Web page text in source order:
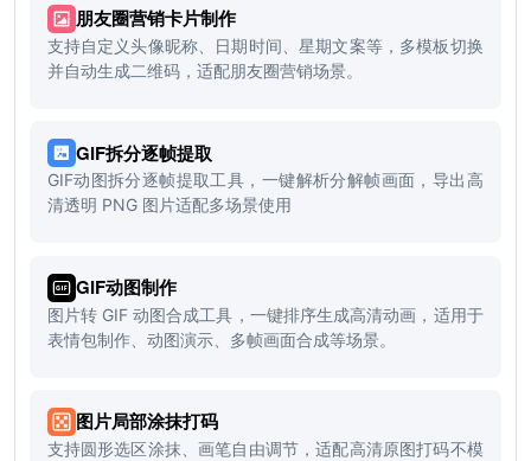
朋友圈营销卡片制作
支持自定义头像昵称、日期时间、星期文案等，多模板切换
并自动生成二维码，适配朋友圈营销场景。
GIF拆分逐帧提取
GIF动图拆分逐帧提取工具，一键解析分解帧画面，导出高
清透明 PNG 图片适配多场景使用
GIF动图制作
图片转 GIF 动图合成工具，一键排序生成高清动画，适用于
表情包制作、动图演示、多帧画面合成等场景。
图片局部涂抹打码
支持圆形选区涂抹、画笔自由调节，适配高清原图打码不模